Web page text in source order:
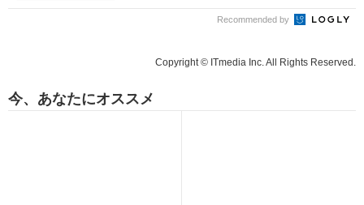
Recommended by
Copyright © ITmedia Inc. All Rights Reserved.
今、あなたにオススメ